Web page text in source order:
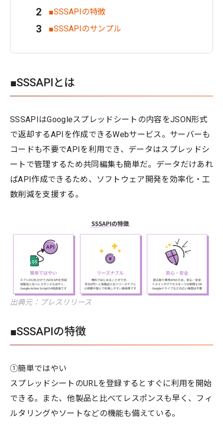
■SSSAPIの特徴
■SSSAPIのサンプル
■SSSAPIとは
SSSAPIはGoogleスプレッドシートの内容をJSON形式
で返却するAPIを作成できるWebサービス。サーバーも
コードも不要でAPIを利用でき、データはスプレッドシ
ートで管理するため共同編集も簡単だ。データだけあれ
ばAPI作成できるため、ソフトウェア開発を効率化・工
数削減を支援する。
出典元：プレスリリース
■SSSAPIの特徴
①簡単ではやい
スプレッドシートのURLを登録するとすぐに利用を開始
できる。また、他製品と比べてレスポンスも早く、フィ
ルタリングやソートなどの機能も備えている。